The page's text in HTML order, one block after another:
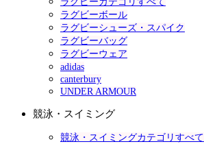
ラグビーボール
ラグビーシューズ・スパイク
ラグビーバッグ
ラグビーウェア
adidas
canterbury
UNDER ARMOUR
競泳・スイミング
競泳・スイミングカテゴリすべて